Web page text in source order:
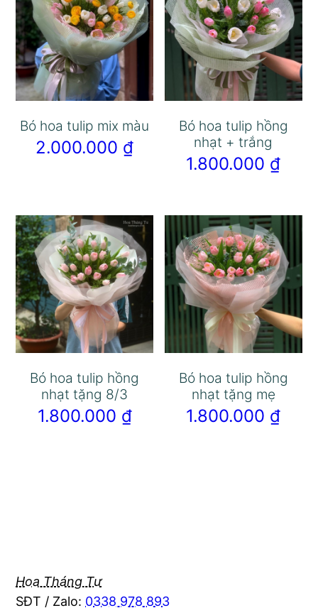
Bó hoa tulip mix màu
2.000.000 ₫
Bó hoa tulip hồng
nhạt + trắng
1.800.000 ₫
Bó hoa tulip hồng
nhạt tặng 8/3
1.800.000 ₫
Bó hoa tulip hồng
nhạt tặng mẹ
1.800.000 ₫
Hoa Tháng Tư
SĐT / Zalo: 0338 978 893